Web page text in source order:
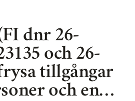
dnr 26-
och 26-
tillgångar
och en…